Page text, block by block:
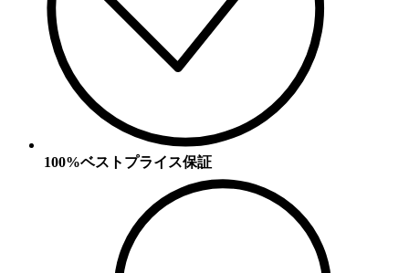
100%ベストプライス保証